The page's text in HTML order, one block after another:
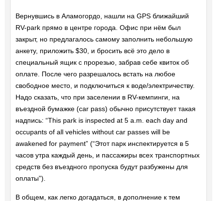
Вернувшись в Аламогордо, нашли на GPS ближайший
RV-park прямо в центре города. Офис при нём был
закрыт, но предлагалось самому заполнить небольшую
анкету, приложить $30, и бросить всё это дело в
специальный ящик с прорезью, забрав себе квиток об
оплате. После чего разрешалось встать на любое
свободное место, и подключиться к воде/электричеству.
Надо сказать, что при заселении в RV-кемпинги, на
въездной бумажке (car pass) обычно присутствует такая
надпись: “This park is inspected at 5 a.m. each day and
occupants of all vehicles without car passes will be
awakened for payment” (“Этот парк инспектируется в 5
часов утра каждый день, и пассажиры всех транспортных
средств без въездного пропуска будут разбужены для
оплаты”).
В общем, как легко догадаться, в дополнение к тем